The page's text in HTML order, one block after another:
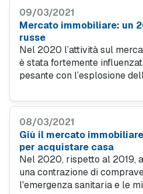
09/03/2021
Mercato immobiliare: un
russe
Nel 2020 l’attività sul
è stata fortemente
pesante con l’esplosione
discesa a causa della
08/03/2021
Giù il mercato
per acquistare casa
Nel 2020, rispetto al 2019,
una contrazione di
l'emergenza sanitaria e le